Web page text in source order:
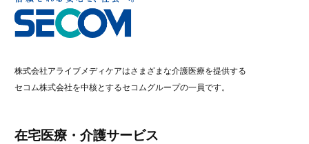
株式会社アライブメディケアはさまざまな介護医療を提供する
セコム株式会社を中核とするセコムグループの一員です。
在宅医療・介護サービス